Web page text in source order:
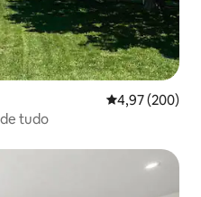
4,97 de uma
4,97 (200)
tudo